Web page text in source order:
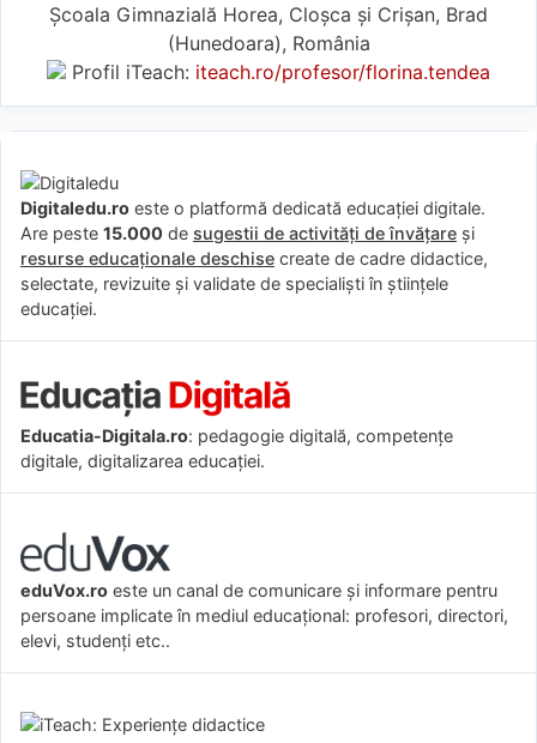
Școala Gimnazială Horea, Cloșca și Crișan, Brad
(Hunedoara), România
Profil iTeach: iteach.ro/profesor/florina.tendea
Digitaledu.ro este o platformă dedicată educației digitale.
Are peste 15.000 de sugestii de activități de învățare și
resurse educaționale deschise create de cadre didactice,
selectate, revizuite și validate de specialiști în științele
educației.
Educatia-Digitala.ro: pedagogie digitală, competențe
digitale, digitalizarea educației.
eduVox.ro este un canal de comunicare și informare pentru
persoane implicate în mediul educațional: profesori, directori,
elevi, studenți etc..